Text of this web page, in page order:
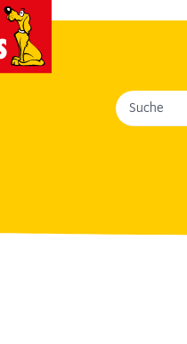
Suche